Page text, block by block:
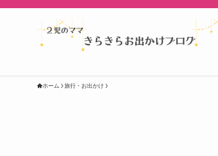
ホーム 旅行・お出かけ